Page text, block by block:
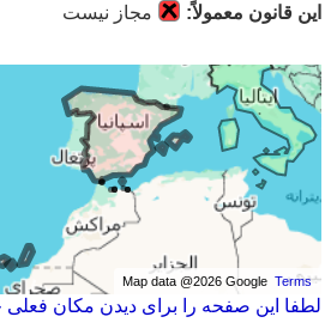
این قانون معمولاً: مجاز نیست
Map data @2026 GoogleTerms
لطفا این صفحه را برای دیدن مکان فعلی